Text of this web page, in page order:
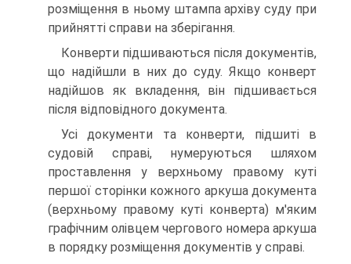
розміщення в ньому штампа архіву суду при
прийнятті справи на зберігання.
Конверти підшиваються після документів,
що надійшли в них до суду. Якщо конверт
надійшов як вкладення, він підшивається
після відповідного документа.
Усі документи та конверти, підшиті в
судовій справі, нумеруються шляхом
проставлення у верхньому правому куті
першої сторінки кожного аркуша документа
(верхньому правому куті конверта) м'яким
графічним олівцем чергового номера аркуша
в порядку розміщення документів у справі.